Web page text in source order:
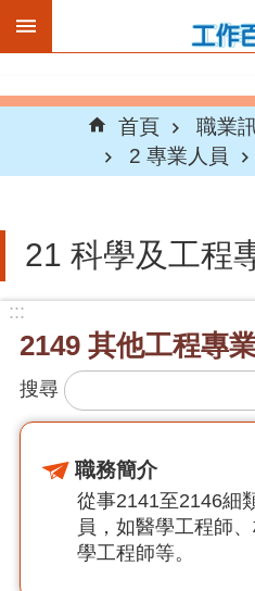
跳到主要內容區塊
首頁 職業
2 專業人員
21 科學及工程
:::
2149 其他工程專
搜尋
職務簡介
從事2141至2146細
員，如醫學工程師
學工程師等。